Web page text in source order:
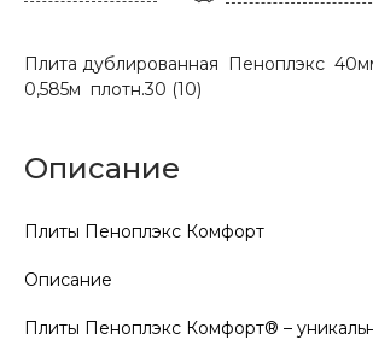
Плита дублированная Пеноплэкс
0,585м плотн.30 (10)
Описание
Плиты Пеноплэкс Комфорт
Описание
Плиты Пеноплэкс Комфорт® –